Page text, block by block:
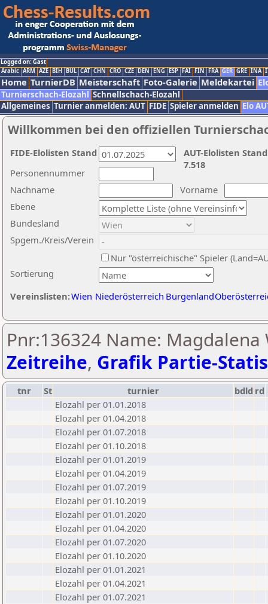
Logged on: Gast
Arabic ARM AZE BIH BUL CAT CHN CRO CZE DEN ENG ESP FAI FIN FRA GER GRE INA
Home TurnierDB Meisterschaft Foto-Galerie Meldekartei
Turnierschach-Elozahl Schnellschach-Elozahl
Allgemeines Turnier anmelden: AUT FIDE Spieler anmelden Elo
Willkommen bei den offiziellen
Nachname
Vorname
Ebene
Sortierung
Personennummer
Bundesland
Spgem./Kreis/Verein
Nur "österreichische" Spieler
Vereinslisten:Wien Niederösterreich Burgenland
AUT-Elolisten
7.518
FIDE-Elolisten Stand
Pnr:136324 Name: Magdalena
Zeitreihe, Grafik Partie-
tnr St turnier bdld rd
Elozahl per 01.01.2018
Elozahl per 01.04.2018
Elozahl per 01.07.2018
Elozahl per 01.10.2018
Elozahl per 01.01.2019
Elozahl per 01.04.2019
Elozahl per 01.07.2019
Elozahl per 01.10.2019
Elozahl per 01.01.2020
Elozahl per 01.04.2020
Elozahl per 01.07.2020
Elozahl per 01.10.2020
Elozahl per 01.01.2021
Elozahl per 01.04.2021
Elozahl per 01.07.2021